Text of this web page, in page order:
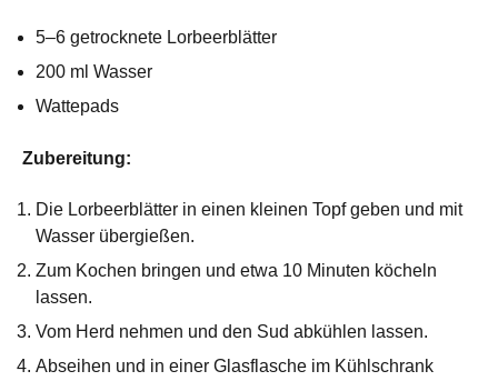
5–6 getrocknete Lorbeerblätter
200 ml Wasser
Wattepads
Zubereitung:
Die Lorbeerblätter in einen kleinen Topf geben und mit
Wasser übergießen.
Zum Kochen bringen und etwa 10 Minuten köcheln
lassen.
Vom Herd nehmen und den Sud abkühlen lassen.
Abseihen und in einer Glasflasche im Kühlschrank